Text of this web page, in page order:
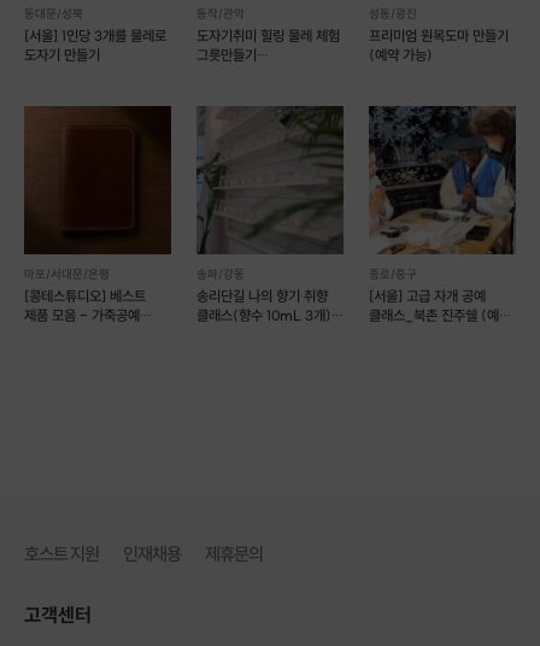
동대문/성북
[서울] 1인당 3개를 물레로
도자기 만들기
동작/관악
도자기취미 힐링 물레 체험
그릇만들기
성동/광진
프리미엄 원목도마 만들기
(예약 가능)
마포/서대문/은평
[콩테스튜디오] 베스트
제품 모음 - 가죽공예
송파/강동
송리단길 나의 향기 취향
클래스(향수 10mL 3개)
종로/중구
[서울] 고급 자개 공예
클래스_북촌 진주쉘 (예약
호스트 지원 인재채용 제휴문의
고객센터